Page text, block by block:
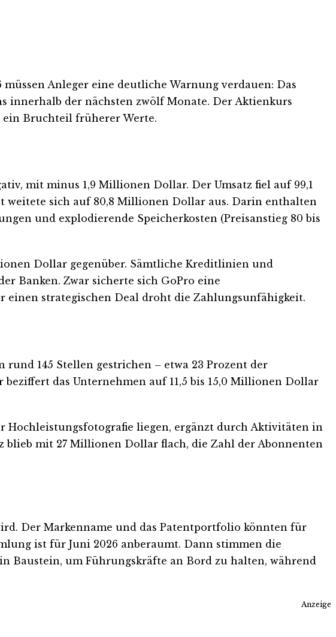
Anleger eine deutliche Warnung verdauen: Das
innerhalb der nächsten zwölf Monate. Der Aktienkurs
Bruchteil früherer Werte.
mit minus 1,9 Millionen Dollar. Der Umsatz fiel auf 99,1
weitete sich auf 80,8 Millionen Dollar aus. Darin enthalten
und explodierende Speicherkosten (Preisanstieg 80 bis
Dollar gegenüber. Sämtliche Kreditlinien und
Banken. Zwar sicherte sich GoPro eine
einen strategischen Deal droht die Zahlungsunfähigkeit.
145 Stellen gestrichen – etwa 23 Prozent der
beziffert das Unternehmen auf 11,5 bis 15,0 Millionen Dollar
Hochleistungsfotografie liegen, ergänzt durch Aktivitäten in
blieb mit 27 Millionen Dollar flach, die Zahl der Abonnenten
Der Markenname und das Patentportfolio könnten für
ist für Juni 2026 anberaumt. Dann stimmen die
Baustein, um Führungskräfte an Bord zu halten, während
Anzeige